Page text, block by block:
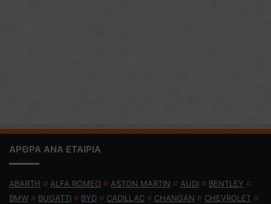
ΑΡΘΡΑ ΑΝΑ ΕΤΑΙΡΙΑ
ABARTH # ALFA ROMEO # ASTON MARTIN # AUDI # BENTLEY #
BMW # BUGATTI # BYD # CADILLAC # CHANGAN # CHEVROLET #